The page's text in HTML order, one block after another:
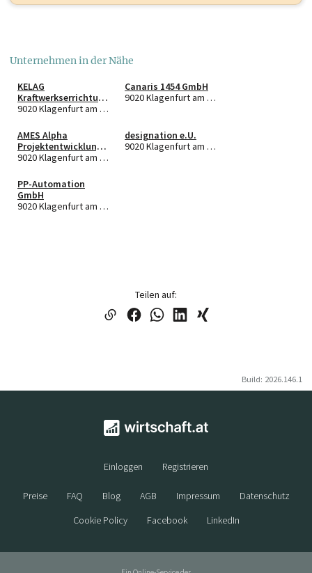
Unternehmen in der Nähe
KELAG
Kraftwerkserrichtung
s- und Betriebs
9020 Klagenfurt am Wörthersee
Canaris 1454 GmbH
9020 Klagenfurt am Wörthersee
AMES Alpha
Projektentwicklungs
gesellschaft mbH
9020 Klagenfurt am Wörthersee
designation e.U.
9020 Klagenfurt am Wörthersee
PP-Automation
GmbH
9020 Klagenfurt am Wörthersee
Teilen auf:
Build: 2026.146.1
Einloggen Registrieren
Preise FAQ Blog AGB Impressum
Datenschutz
Cookie Policy
Facebook LinkedIn